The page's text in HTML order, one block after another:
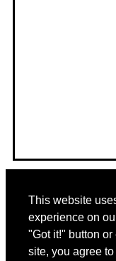
This website
experience on
"Got it!" button
site, you agree
Отказ от